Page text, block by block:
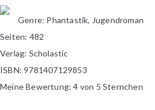
Genre: Phantastik, Jugendroman
Seiten: 482
Verlag: Scholastic
ISBN: 9781407129853
Meine Bewertung: 4 von 5 Sternchen